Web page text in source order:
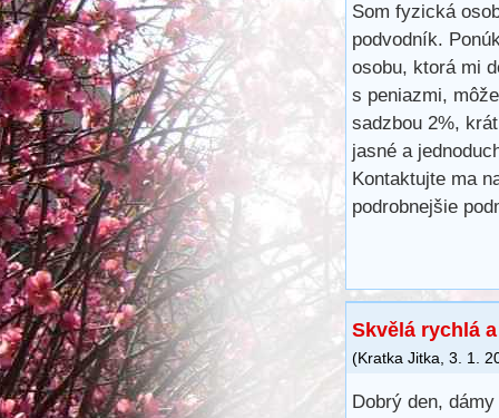
Som fyzická
podvodník.
osobu, ktorá mi
s peniazmi,
sadzbou 2%,
jasné a
Kontaktujte ma
podrobnejšie
Skvělá rychlá
(Kratka Jitka, 3. 1.
Dobrý den,